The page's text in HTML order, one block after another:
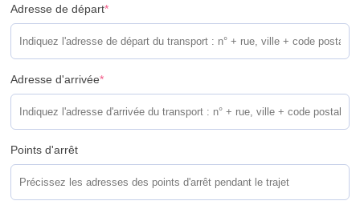
Adresse de départ*
Adresse d'arrivée*
Points d'arrêt